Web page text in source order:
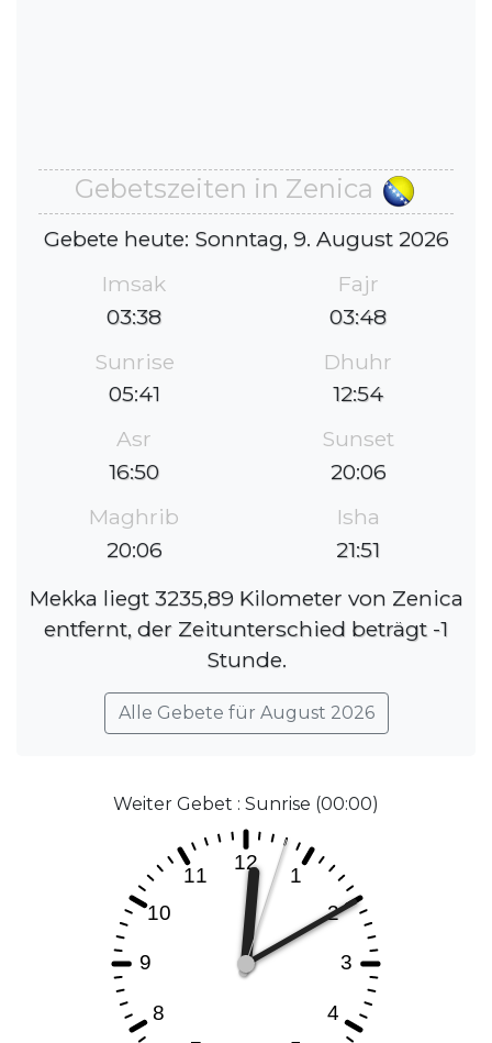
Gebetszeiten in Zenica
Gebete heute: Sonntag, 9. August 2026
Imsak
03:38
Fajr
03:48
Sunrise
05:41
Dhuhr
12:54
Asr
16:50
Sunset
20:06
Maghrib
20:06
Isha
21:51
Mekka liegt 3235,89 Kilometer von Zenica
entfernt, der Zeitunterschied beträgt -1
Stunde.
Alle Gebete für August 2026
Weiter Gebet : Sunrise (00:00)